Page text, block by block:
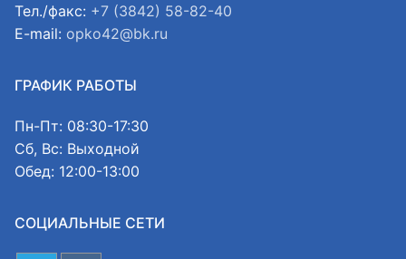
Тел./факс: +7 (3842) 58-82-40
E-mail: opko42@bk.ru
ГРАФИК РАБОТЫ
Пн-Пт: 08:30-17:30
Сб, Вс: Выходной
Обед: 12:00-13:00
СОЦИАЛЬНЫЕ СЕТИ